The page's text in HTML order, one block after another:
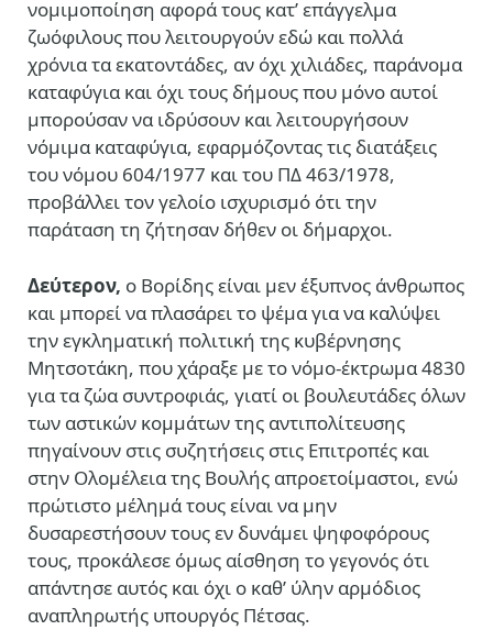
νομιμοποίηση αφορά τους κατ’ επάγγελμα
ζωόφιλους που λειτουργούν εδώ και πολλά
χρόνια τα εκατοντάδες, αν όχι χιλιάδες, παράνομα
καταφύγια και όχι τους δήμους που μόνο αυτοί
μπορούσαν να ιδρύσουν και λειτουργήσουν
νόμιμα καταφύγια, εφαρμόζοντας τις διατάξεις
του νόμου 604/1977 και του ΠΔ 463/1978,
προβάλλει τον γελοίο ισχυρισμό ότι την
παράταση τη ζήτησαν δήθεν οι δήμαρχοι.
Δεύτερον, ο Βορίδης είναι μεν έξυπνος άνθρωπος
και μπορεί να πλασάρει το ψέμα για να καλύψει
την εγκληματική πολιτική της κυβέρνησης
Μητσοτάκη, που χάραξε με το νόμο-έκτρωμα 4830
για τα ζώα συντροφιάς, γιατί οι βουλευτάδες όλων
των αστικών κομμάτων της αντιπολίτευσης
πηγαίνουν στις συζητήσεις στις Επιτροπές και
στην Ολομέλεια της Βουλής απροετοίμαστοι, ενώ
πρώτιστο μέλημά τους είναι να μην
δυσαρεστήσουν τους εν δυνάμει ψηφοφόρους
τους, προκάλεσε όμως αίσθηση το γεγονός ότι
απάντησε αυτός και όχι ο καθ’ ύλην αρμόδιος
αναπληρωτής υπουργός Πέτσας.